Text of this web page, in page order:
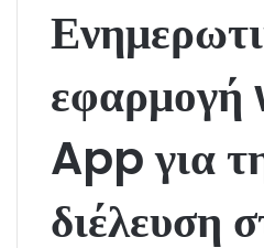
App για
διέλευση